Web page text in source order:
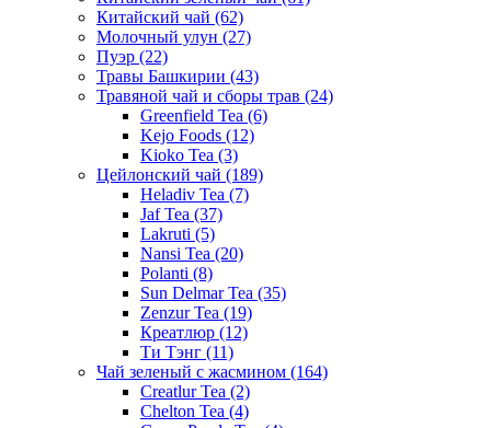
Китайский чай (62)
Молочный улун (27)
Пуэр (22)
Травы Башкирии (43)
Травяной чай и сборы трав (24)
Greenfield Tea (6)
Kejo Foods (12)
Kioko Tea (3)
Цейлонский чай (189)
Heladiv Tea (7)
Jaf Tea (37)
Lakruti (5)
Nansi Tea (20)
Polanti (8)
Sun Delmar Tea (35)
Zenzur Tea (19)
Креатлюр (12)
Ти Тэнг (11)
Чай зеленый с жасмином (164)
Creatlur Tea (2)
Chelton Tea (4)